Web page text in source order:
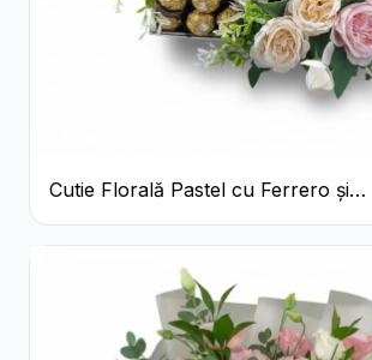
Cutie Florală Pastel cu Ferrero și
Raffaello